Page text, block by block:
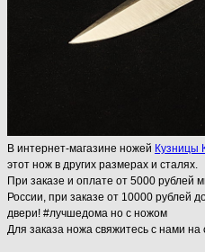
В интернет-магазине ножей Кузницы
этот нож в других размерах и сталях.
При заказе и оплате от 5000 рублей
России, при заказе от 10000 рублей
двери! #лучшедома но с ножом
Для заказа ножа свяжитесь с нами на